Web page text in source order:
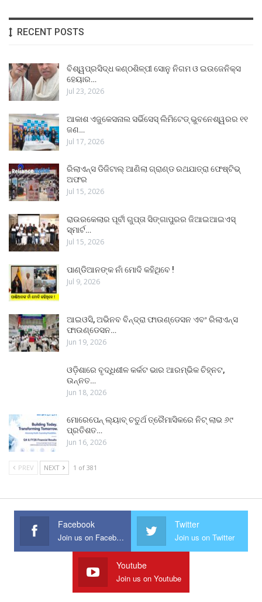
RECENT POSTS
ବିଶ୍ୱପ୍ରସିଦ୍ଧ କଣ୍ଠଶିଳ୍ପୀ ସୋନୁ ନିଗମ ଓ ଇଉଜେନିକ୍ସ
ହେୟାର…
Jul 23, 2026
ଆକାଶ ଏଜୁକେସନାଲ ସର୍ଭିସେସ୍ ଲିମିଟେଡ୍ ଭୁବନେଶ୍ୱରର ୧୧
ଜଣ…
Jul 17, 2026
ରିଲାଏନ୍ସ ଡିଜିଟାଲ୍ ଆଣିଲା ଗ୍ରାଣ୍ଡ ରଥଯାତ୍ରା ଫେଷ୍ଟିଭ୍
ଅଫର
Jul 15, 2026
ରାଉରକେଲାର ପୂର୍ବୀ ଗୁପ୍ତା ସିଙ୍ଗାପୁରର ଜିଆଇଆଇଏସ୍
ସ୍ମାର୍ଟ…
Jul 15, 2026
ପାଣ୍ଡିଆନଙ୍କ ନାଁ ମୋଦି କହିଥିବେ !
Jul 9, 2026
ଆଇଓସି, ଅଭିନବ ବିନ୍ଦ୍ରା ଫାଉଣ୍ଡେସନ ଏବଂ ରିଲାଏନ୍ସ
ଫାଉଣ୍ଡେସନ…
Jun 19, 2026
ଓଡ଼ିଶାରେ ବୃଦ୍ଧିଶୀଳ କର୍କଟ ଭାର ଆରମ୍ଭିକ ଚିହ୍ନଟ,
ଉନ୍ନତ…
Jun 18, 2026
ମୋରେପେନ୍ ଲ୍ୟାବ୍ ଚତୁର୍ଥ ତ୍ରୈମାସିକରେ ନିଟ୍ ଲାଭ ୬୯
ପ୍ରତିଶତ…
Jun 16, 2026
PREV NEXT 1 of 381
Facebook
Join us on Facebook
Twitter
Join us on Twitter
Youtube
Join us on Youtube